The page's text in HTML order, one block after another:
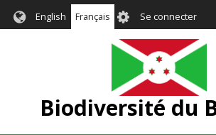
English Français User
account
menu
Se connecter
Biodiversité du